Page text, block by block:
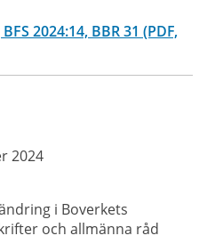
2024:14, BBR 31 (PDF,
2024
i Boverkets
och allmänna råd